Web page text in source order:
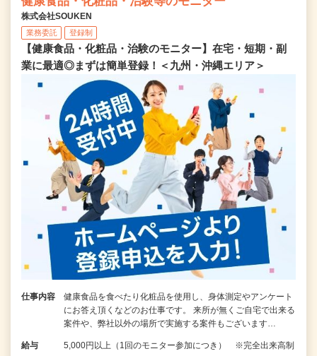
株式会社SOUKEN
業務委託 登録制
【健康食品・化粧品・治験のモニター】在宅・短期・副
業に最適◎まずは簡単登録！＜九州・沖縄エリア＞
仕事内容
健康食品を食べたり化粧品を使用し、身体測定やアンケート
にお答え頂くなどのお仕事です。 来所が無くご自宅で出来る
案件や、弊社以外の場所で実施する案件もございます…
給与 5,000円以上（1回のモニター参加につき） ※完全出来高制